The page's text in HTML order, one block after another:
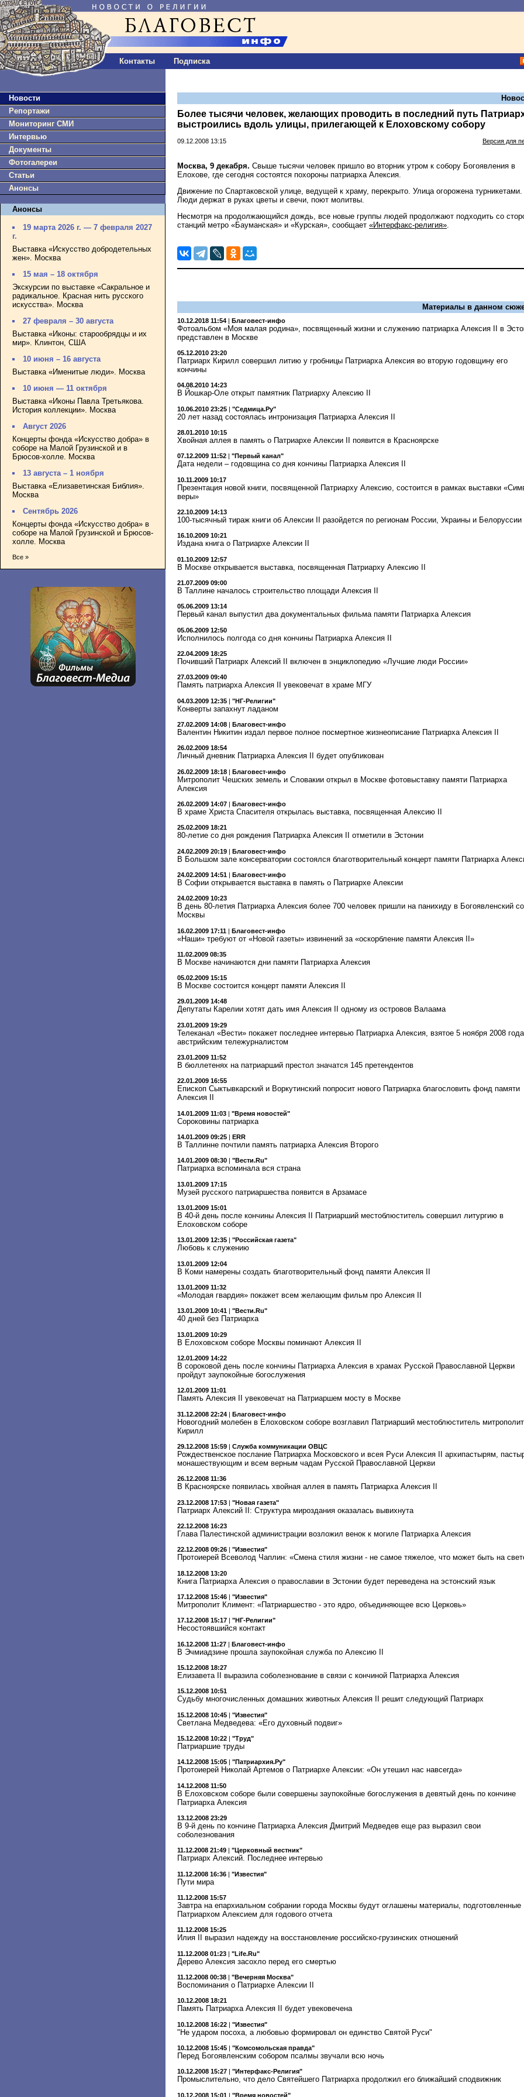
Контакты Подписка
Новости
Репортажи
Мониторинг СМИ
Интервью
Документы
Фотогалереи
Статьи
Анонсы
Анонсы
19 марта 2026 г. — 7 февраля 2027
г.
Выставка «Искусство добродетельных
жен». Москва
15 мая – 18 октября
Экскурсии по выставке «Сакральное и
радикальное. Красная нить русского
искусства». Москва
27 февраля – 30 августа
Выставка «Иконы: старообрядцы и их
мир». Клинтон, США
10 июня – 16 августа
Выставка «Именитые люди». Москва
10 июня — 11 октября
Выставка «Иконы Павла Третьякова.
История коллекции». Москва
Август 2026
Концерты фонда «Искусство добра» в
соборе на Малой Грузинской и в
Брюсов-холле. Москва
13 августа – 1 ноября
Выставка «Елизаветинская Библия».
Москва
Сентябрь 2026
Концерты фонда «Искусство добра» в
соборе на Малой Грузинской и Брюсов-
холле. Москва
Все »
Более тысячи человек, желающих проводить в последний путь
выстроились вдоль улицы, прилегающей к Елоховскому собору
09.12.2008 13:15 Версия для
Москва, 9 декабря. Свыше тысячи человек пришло во вторник утром к собору Богоявления в
Елохове, где сегодня состоятся похороны патриарха Алексия.
Движение по Спартаковской улице, ведущей к храму, перекрыто. Улица огорожена турникетами.
Люди держат в руках цветы и свечи, поют молитвы.
Несмотря на продолжающийся дождь, все новые группы людей продолжают подходить со
станций метро «Бауманская» и «Курская», сообщает «Интерфакс-религия».
Материалы в данном
10.12.2018 11:54 | Благовест-инфо
Фотоальбом «Моя малая родина», посвященный жизни и служению патриарха Алексия II в
представлен в Москве
05.12.2010 23:20
Патриарх Кирилл совершил литию у гробницы Патриарха Алексия во вторую годовщину его
кончины
04.08.2010 14:23
В Йошкар-Оле открыт памятник Патриарху Алексию II
10.06.2010 23:25 | "Седмица.Ру"
20 лет назад состоялась интронизация Патриарха Алексия II
28.01.2010 10:15
Хвойная аллея в память о Патриархе Алексии II появится в Красноярске
07.12.2009 11:52 "Первый канал"
Дата недели – годовщина со дня кончины Патриарха Алексия II
10.11.2009 10:17
Презентация новой книги, посвященной Патриарху Алексию, состоится в рамках выставки
веры»
22.10.2009 14:13
100-тысячный тираж книги об Алексии II разойдется по регионам России, Украины и Белоруссии
16.10.2009 10:21
Издана книга о Патриархе Алексии II
01.10.2009 12:57
В Москве открывается выставка, посвященная Патриарху Алексию II
21.07.2009 09:00
В Таллине началось строительство площади Алексия II
05.06.2009 13:14
Первый канал выпустил два документальных фильма памяти Патриарха Алексия
05.06.2009 12:50
Исполнилось полгода со дня кончины Патриарха Алексия II
22.04.2009 18:25
Почивший Патриарх Алексий II включен в энциклопедию «Лучшие люди России»
27.03.2009 09:40
Память патриарха Алексия II увековечат в храме МГУ
04.03.2009 12:35 | "НГ-Религии"
Конверты запахнут ладаном
27.02.2009 14:08 | Благовест-инфо
Валентин Никитин издал первое полное посмертное жизнеописание Патриарха Алексия II
26.02.2009 18:54
Личный дневник Патриарха Алексия II будет опубликован
26.02.2009 18:18 | Благовест-инфо
Митрополит Чешских земель и Словакии открыл в Москве фотовыставку памяти Патриарха
Алексия
26.02.2009 14:07 | Благовест-инфо
В храме Христа Спасителя открылась выставка, посвященная Алексию II
25.02.2009 18:21
80-летие со дня рождения Патриарха Алексия II отметили в Эстонии
24.02.2009 20:19 | Благовест-инфо
В Большом зале консерватории состоялся благотворительный концерт памяти Патриарха
24.02.2009 14:51 | Благовест-инфо
В Софии открывается выставка в память о Патриархе Алексии
24.02.2009 10:23
В день 80-летия Патриарха Алексия более 700 человек пришли на панихиду в Богоявленский
Москвы
16.02.2009 17:11 | Благовест-инфо
«Наши» требуют от «Новой газеты» извинений за «оскорбление памяти Алексия II»
11.02.2009 08:35
В Москве начинаются дни памяти Патриарха Алексия
05.02.2009 15:15
В Москве состоится концерт памяти Алексия II
29.01.2009 14:48
Депутаты Карелии хотят дать имя Алексия II одному из островов Валаама
23.01.2009 19:29
Телеканал «Вести» покажет последнее интервью Патриарха Алексия, взятое 5 ноября 2008 года
австрийским тележурналистом
23.01.2009 11:52
В бюллетенях на патриарший престол значатся 145 претендентов
22.01.2009 16:55
Епископ Сыктывкарский и Воркутинский попросит нового Патриарха благословить фонд памяти
Алексия II
14.01.2009 11:03 | "Время новостей"
Сороковины патриарха
14.01.2009 09:25 | ERR
В Таллинне почтили память патриарха Алексия Второго
14.01.2009 08:30 "Вести.Ru"
Патриарха вспоминала вся страна
13.01.2009 17:15
Музей русского патриаршества появится в Арзамасе
13.01.2009 15:01
В 40-й день после кончины Алексия II Патриарший местоблюститель совершил литургию в
Елоховском соборе
13.01.2009 12:35 "Российская газета"
Любовь к служению
13.01.2009 12:04
В Коми намерены создать благотворительный фонд памяти Алексия II
13.01.2009 11:32
«Молодая гвардия» покажет всем желающим фильм про Алексия II
13.01.2009 10:41 "Вести.Ru"
40 дней без Патриарха
13.01.2009 10:29
В Елоховском соборе Москвы поминают Алексия II
12.01.2009 14:22
В сороковой день после кончины Патриарха Алексия в храмах Русской Православной Церкви
пройдут заупокойные богослужения
12.01.2009 11:01
Память Алексия II увековечат на Патриаршем мосту в Москве
31.12.2008 22:24 | Благовест-инфо
Новогодний молебен в Елоховском соборе возглавил Патриарший местоблюститель митрополит
Кирилл
29.12.2008 15:59 | Служба коммуникации ОВЦС
Рождественское послание Патриарха Московского и всея Руси Алексия II архипастырям,
монашествующим и всем верным чадам Русской Православной Церкви
26.12.2008 11:36
В Красноярске появилась хвойная аллея в память Патриарха Алексия II
23.12.2008 17:53 | "Новая газета"
Патриарх Алексий II: Структура мироздания оказалась вывихнута
22.12.2008 16:23
Глава Палестинской администрации возложил венок к могиле Патриарха Алексия
22.12.2008 09:26 "Известия"
Протоиерей Всеволод Чаплин: «Смена стиля жизни - не самое тяжелое, что может быть на
18.12.2008 13:20
Книга Патриарха Алексия о православии в Эстонии будет переведена на эстонский язык
17.12.2008 15:46 | "Известия"
Митрополит Климент: «Патриаршество - это ядро, объединяющее всю Церковь»
17.12.2008 15:17 "НГ-Религии"
Несостоявшийся контакт
16.12.2008 11:27 | Благовест-инфо
В Эчмиадзине прошла заупокойная служба по Алексию II
15.12.2008 18:27
Елизавета II выразила соболезнование в связи с кончиной Патриарха Алексия
15.12.2008 10:51
Судьбу многочисленных домашних животных Алексия II решит следующий Патриарх
15.12.2008 10:45 | "Известия"
Светлана Медведева: «Его духовный подвиг»
15.12.2008 10:22 | "Труд"
Патриаршие труды
14.12.2008 15:05 "Патриархия.Ру"
Протоиерей Николай Артемов о Патриархе Алексии: «Он утешил нас навсегда»
14.12.2008 11:50
В Елоховском соборе были совершены заупокойные богослужения в девятый день по кончине
Патриарха Алексия
13.12.2008 23:29
В 9-й день по кончине Патриарха Алексия Дмитрий Медведев еще раз выразил свои
соболезнования
11.12.2008 21:49 "Церковный вестник"
Патриарх Алексий. Последнее интервью
11.12.2008 16:36 | "Известия"
Пути мира
11.12.2008 15:57
Завтра на епархиальном собрании города Москвы будут оглашены материалы, подготовленные
Патриархом Алексием для годового отчета
11.12.2008 15:25
Илия II выразил надежду на восстановление российско-грузинских отношений
11.12.2008 01:23 | "Life.Ru"
Дерево Алексия засохло перед его смертью
11.12.2008 00:38 | "Вечерняя Москва"
Воспоминания о Патриархе Алексии II
10.12.2008 18:21
Память Патриарха Алексия II будет увековечена
10.12.2008 16:22 | "Известия"
"Не ударом посоха, а любовью формировал он единство Святой Руси"
10.12.2008 15:45 | "Комсомольская правда"
Перед Богоявленским собором псалмы звучали всю ночь
10.12.2008 15:27 "Интерфакс-Религия"
Промыслительно, что дело Святейшего Патриарха продолжил его ближайший сподвижник
10.12.2008 15:01 | "Время новостей"